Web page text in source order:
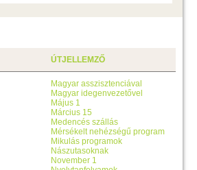
ÚTJELLEMZŐ
Magyar asszisztenciával
Magyar idegenvezetővel
Május 1
Március 15
Medencés szállás
Mérsékelt nehézségű program
Mikulás programok
Nászutasoknak
November 1